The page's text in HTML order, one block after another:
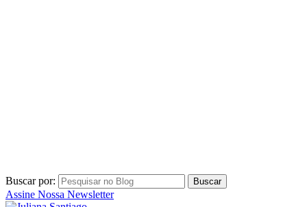
Buscar por:
Assine Nossa Newsletter